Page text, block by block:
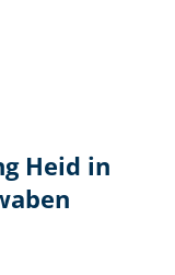
Heid in